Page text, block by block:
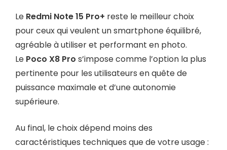
Le Redmi Note 15 Pro+ reste le meilleur choix
pour ceux qui veulent un smartphone équilibré,
agréable à utiliser et performant en photo.
Le Poco X8 Pro s’impose comme l’option la plus
pertinente pour les utilisateurs en quête de
puissance maximale et d’une autonomie
supérieure.
Au final, le choix dépend moins des
caractéristiques techniques que de votre usage :